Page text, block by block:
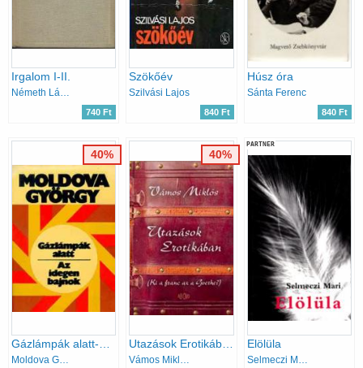
Irgalom I-II.
740 Ft
Szökőév
Szilvási Lajos
840 Ft
Húsz óra
Sánta Ferenc
840 Ft
Moldova György
40%
Vámos Miklós
40%
PARTNER
Elölüla
Selmeczi Mari